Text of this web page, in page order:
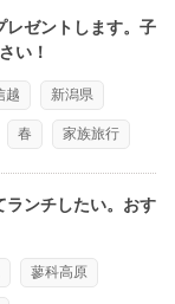
レゼントします。子
い！
越 新潟県
春 家族旅行
ランチしたい。おす
蓼科高原